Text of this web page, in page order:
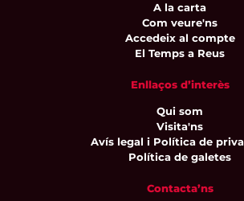
A la carta
Com veure'ns
Accedeix al compte
El Temps a Reus
Enllaços d’interès
Qui som
Visita'ns
Avís legal i Política de
Política de galetes
Contacta’ns